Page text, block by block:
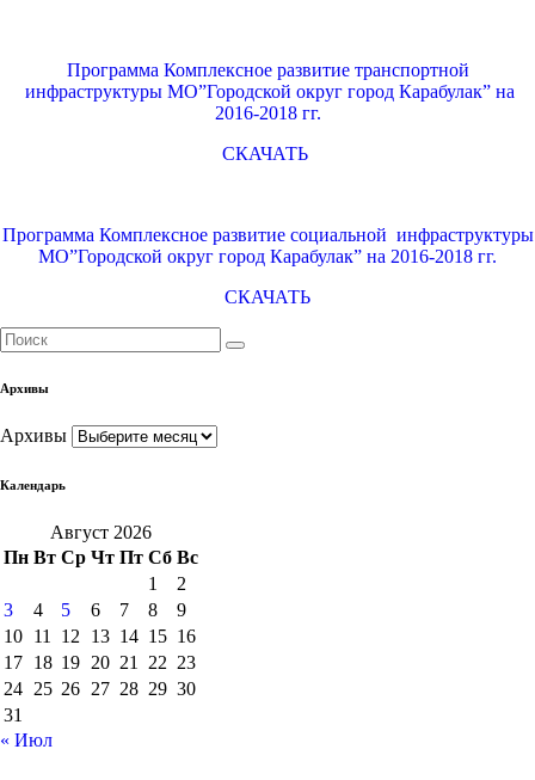
Программа Комплексное развитие транспортной
инфраструктуры МО”Городской округ город Карабулак” на
2016-2018 гг.
СКАЧАТЬ
Программа Комплексное развитие социальной инфраструктуры
МО”Городской округ город Карабулак” на 2016-2018 гг.
СКАЧАТЬ
Архивы
Архивы
Календарь
Август 2026
Пн Вт Ср Чт Пт Сб Вс
1
2
3
4 5 6 7 8
9
10 11 12 13 14 15 16
17 18 19 20 21 22 23
24 25 26 27 28 29 30
31
« Июл